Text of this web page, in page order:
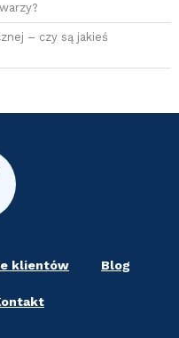
– czy są jakieś
klientów Blog